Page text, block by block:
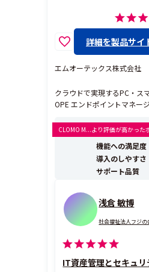
詳細を製品サイ
エムオーテックス株式会社
クラウドで実現するPC・スマホ
OPE エンドポイントマネー
マホ・M365（Microsoft 365
きるIT資産管理・MDMツー
T資産管理ツール市場...
CLOMO M...より評価が高かった
機能への満足度
導入のしやすさ
サポート品質
浅倉 敏博
社会福祉法人フジ
IT資産管理とセキュリ